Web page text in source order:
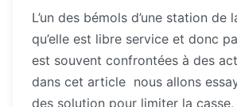
L’un des bémols d’une station de
qu’elle est libre service et donc
est souvent confrontées à des
dans cet article nous allons
des solution pour limiter la